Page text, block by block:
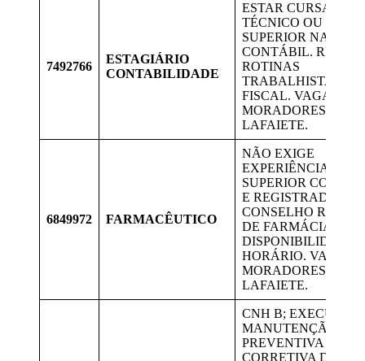
7492766
ESTAGIÁRIO
CONTABILIDADE
ESTAR CURSANDO
TÉCNICO OU
SUPERIOR NA
CONTÁBIL.
ROTINAS
TRABALHISTA E
FISCAL. VAGAS
MORADORES DE
LAFAIETE.
6849972 FARMACÊUTICO
NÃO EXIGE
EXPERIÊNCIA.
SUPERIOR
E REGISTRADO NO
CONSELHO
DE FARMÁCIA
DISPONIBILIDADE
HORÁRIO. VAGA
MORADORES DE
LAFAIETE.
CNH B; EXECUTAR
MANUTENÇÃO
PREVENTIVA E
CORRETIVA DE